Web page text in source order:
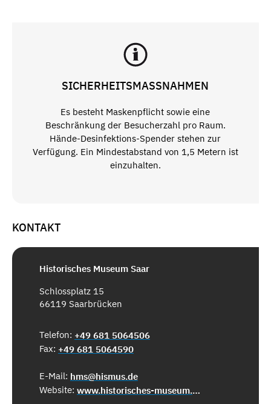
SICHERHEITSMASSNAHMEN
Es besteht Maskenpflicht sowie eine
Beschränkung der Besucherzahl pro Raum.
Hände-Desinfektions-Spender stehen zur
Verfügung. Ein Mindestabstand von 1,5 Metern ist
einzuhalten.
KONTAKT
Historisches Museum Saar
Schlossplatz 15
66119 Saarbrücken
Telefon: +49 681 5064506
Fax: +49 681 5064590
E-Mail: hms@hismus.de
Website:
www.historisches-museum.org